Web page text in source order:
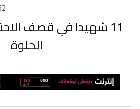
11 شهيدا في قصف
الحلوة